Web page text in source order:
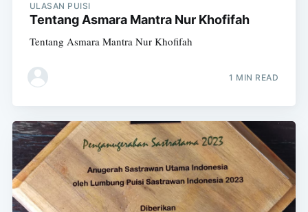
ULASAN PUISI
Tentang Asmara Mantra Nur Khofifah
Tentang Asmara Mantra Nur Khofifah
1 MIN READ